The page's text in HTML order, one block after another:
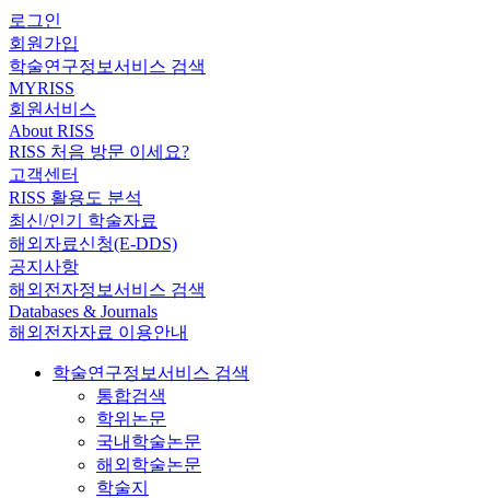
로그인
회원가입
학술연구정보서비스 검색
MYRISS
회원서비스
About RISS
RISS 처음 방문 이세요?
고객센터
RISS 활용도 분석
최신/인기 학술자료
해외자료신청(E-DDS)
공지사항
해외전자정보서비스 검색
Databases & Journals
해외전자자료 이용안내
학술연구정보서비스 검색
통합검색
학위논문
국내학술논문
해외학술논문
학술지